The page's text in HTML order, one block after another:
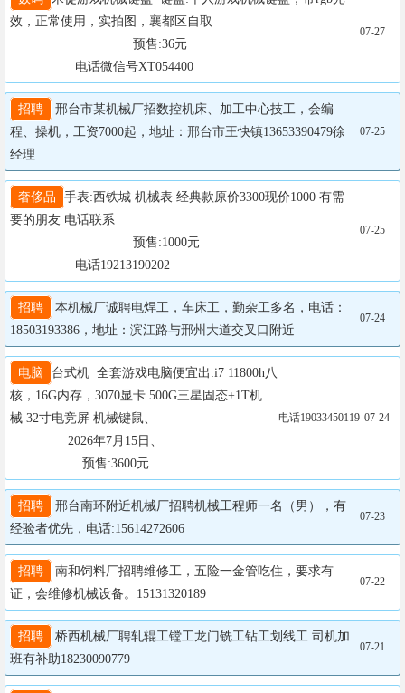
效，正常使用，实拍图，襄都区自取
                  电话微信号XT054400
07-27
招聘
邢台市某机械厂招数控机床、加工中心技工，会编
程、操机，工资7000起，地址：邢台市王快镇13653390479徐
经理
07-25
奢侈品
手表:西铁城 机械表 经典款原价3300现价1000 有需
要的朋友 电话联系
                  电话19213190202
07-25
招聘
本机械厂诚聘电焊工，车床工，勤杂工多名，电话：
18503193386，地址：滨江路与邢州大道交叉口附近
07-24
电脑
台式机  全套游戏电脑便宜出:i7 11800h八
核，16G内存，3070显卡 500G三星固态+1T机
械 32寸电竞屏 机械键鼠、
                    预售:3600元
电话19033450119 07-24
招聘
邢台南环附近机械厂招聘机械工程师一名（男），有
经验者优先，电话:15614272606
07-23
招聘
南和饲料厂招聘维修工，五险一金管吃住，要求有
证，会维修机械设备。15131320189
07-22
招聘
桥西机械厂聘轧辊工镗工龙门铣工钻工划线工 司机加
班有补助18230090779
07-21